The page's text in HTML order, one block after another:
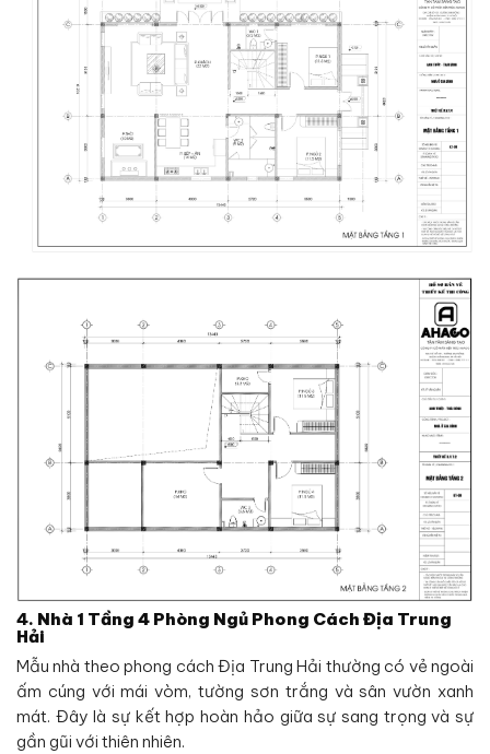
4. Nhà 1 Tầng 4 Phòng Ngủ Phong Cách Địa Trung
Hải
Mẫu nhà theo phong cách Địa Trung Hải thường có vẻ ngoài
ấm cúng với mái vòm, tường sơn trắng và sân vườn xanh
mát. Đây là sự kết hợp hoàn hảo giữa sự sang trọng và sự
gần gũi với thiên nhiên.